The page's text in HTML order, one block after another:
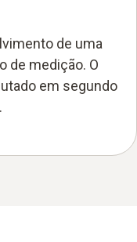
de uma
de medição. O
em segundo